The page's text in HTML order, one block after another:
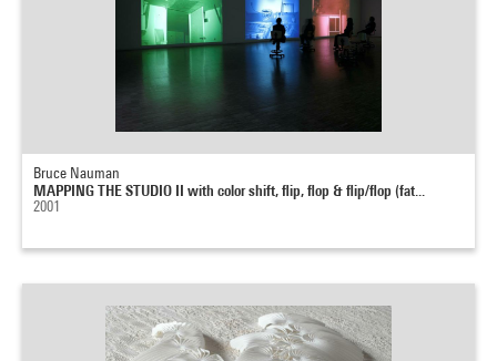
Bruce Nauman
MAPPING THE STUDIO II with color shift, flip, flop & flip/flop (fat...
2001